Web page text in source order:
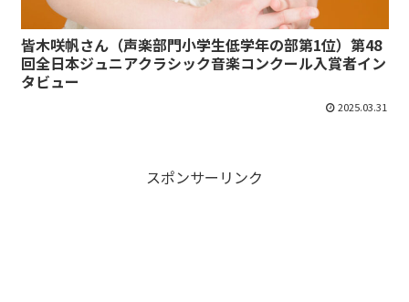
皆木咲帆さん（声楽部門小学生低学年の部第1位）第48
回全日本ジュニアクラシック音楽コンクール入賞者イン
タビュー
2025.03.31
スポンサーリンク